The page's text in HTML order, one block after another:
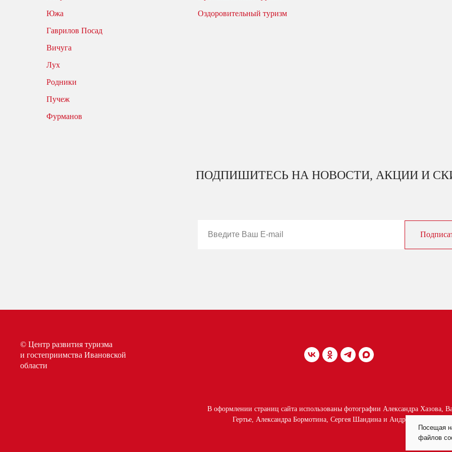
Южа
Гаврилов Посад
Вичуга
Лух
Родники
Пучеж
Фурманов
Оздоровительный туризм
ПОДПИШИТЕСЬ НА НОВОСТИ, АКЦИИ И
© Центр развития туризма
и гостеприимства Ивановской
области
В оформлении страниц сайта использованы фотографии Александра Хазова,
Гертье, Александра Бормотина, Сергея Шандина и Андрея Сафонова.
Посещая
файлов